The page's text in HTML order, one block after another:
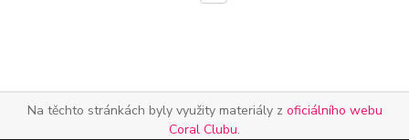
Na těchto stránkách byly využity materiály z oficiálního webu
Coral Clubu.